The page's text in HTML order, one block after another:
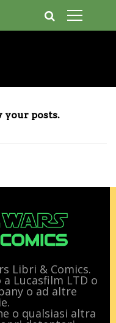
your posts.
Libri & Comics.
Lucasfilm LTD o
o ad altre
o qualsiasi altra